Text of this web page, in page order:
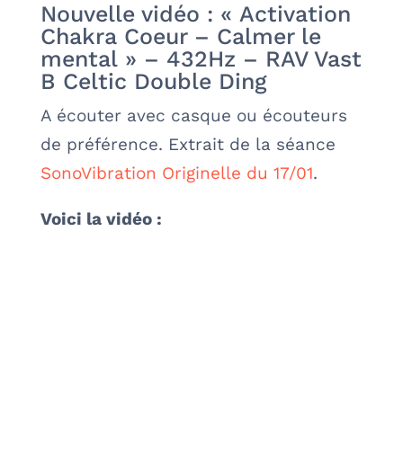
Nouvelle vidéo : « Activation
Chakra Coeur – Calmer le
mental » – 432Hz – RAV Vast
B Celtic Double Ding
A écouter avec casque ou écouteurs
de préférence. Extrait de la séance
SonoVibration Originelle du 17/01.
Voici la vidéo :